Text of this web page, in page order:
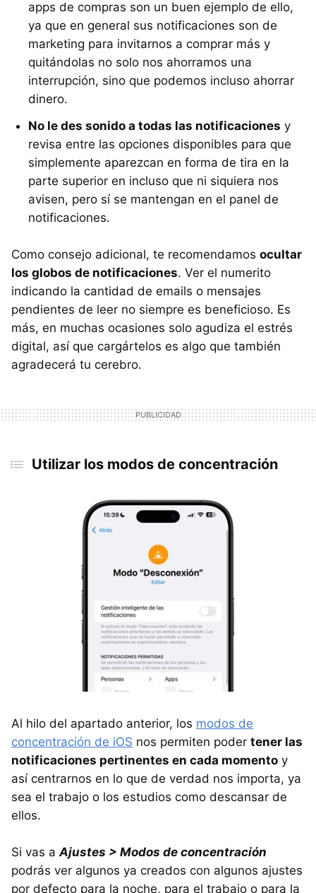
apps de compras son un buen ejemplo de ello,
ya que en general sus notificaciones son de
marketing para invitarnos a comprar más y
quitándolas no solo nos ahorramos una
interrupción, sino que podemos incluso ahorrar
dinero.
No le des sonido a todas las notificaciones y
revisa entre las opciones disponibles para que
simplemente aparezcan en forma de tira en la
parte superior en incluso que ni siquiera nos
avisen, pero sí se mantengan en el panel de
notificaciones.
Como consejo adicional, te recomendamos ocultar
los globos de notificaciones. Ver el numerito
indicando la cantidad de emails o mensajes
pendientes de leer no siempre es beneficioso. Es
más, en muchas ocasiones solo agudiza el estrés
digital, así que cargártelos es algo que también
agradecerá tu cerebro.
Utilizar los modos de concentración
Al hilo del apartado anterior, los modos de
concentración de iOS nos permiten poder tener las
notificaciones pertinentes en cada momento y
así centrarnos en lo que de verdad nos importa, ya
sea el trabajo o los estudios como descansar de
ellos.
Si vas a Ajustes > Modos de concentración
podrás ver algunos ya creados con algunos ajustes
por defecto para la noche, para el trabajo o para la